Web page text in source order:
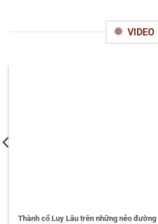
VIDEO
Thành cổ Luy Lâu trên những nẻo đường